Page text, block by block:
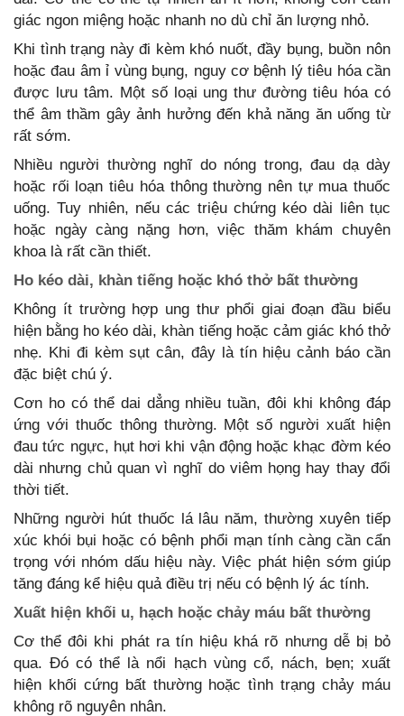
giác ngon miệng hoặc nhanh no dù chỉ ăn lượng nhỏ.
Khi tình trạng này đi kèm khó nuốt, đầy bụng, buồn nôn
hoặc đau âm ỉ vùng bụng, nguy cơ bệnh lý tiêu hóa cần
được lưu tâm. Một số loại ung thư đường tiêu hóa có
thể âm thầm gây ảnh hưởng đến khả năng ăn uống từ
rất sớm.
Nhiều người thường nghĩ do nóng trong, đau dạ dày
hoặc rối loạn tiêu hóa thông thường nên tự mua thuốc
uống. Tuy nhiên, nếu các triệu chứng kéo dài liên tục
hoặc ngày càng nặng hơn, việc thăm khám chuyên
khoa là rất cần thiết.
Ho kéo dài, khàn tiếng hoặc khó thở bất thường
Không ít trường hợp ung thư phổi giai đoạn đầu biểu
hiện bằng ho kéo dài, khàn tiếng hoặc cảm giác khó thở
nhẹ. Khi đi kèm sụt cân, đây là tín hiệu cảnh báo cần
đặc biệt chú ý.
Cơn ho có thể dai dẳng nhiều tuần, đôi khi không đáp
ứng với thuốc thông thường. Một số người xuất hiện
đau tức ngực, hụt hơi khi vận động hoặc khạc đờm kéo
dài nhưng chủ quan vì nghĩ do viêm họng hay thay đổi
thời tiết.
Những người hút thuốc lá lâu năm, thường xuyên tiếp
xúc khói bụi hoặc có bệnh phổi mạn tính càng cần cẩn
trọng với nhóm dấu hiệu này. Việc phát hiện sớm giúp
tăng đáng kể hiệu quả điều trị nếu có bệnh lý ác tính.
Xuất hiện khối u, hạch hoặc chảy máu bất thường
Cơ thể đôi khi phát ra tín hiệu khá rõ nhưng dễ bị bỏ
qua. Đó có thể là nổi hạch vùng cổ, nách, bẹn; xuất
hiện khối cứng bất thường hoặc tình trạng chảy máu
không rõ nguyên nhân.